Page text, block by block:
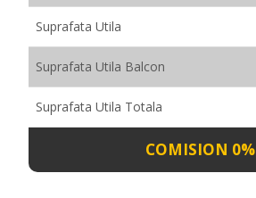
Suprafata Utila
Suprafata Utila Balcon
Suprafata Utila Totala
COMISION 0%